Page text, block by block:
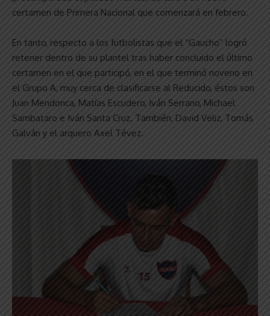
certamen de Primera Nacional que comenzará en febrero.
En tanto, respecto a los futbolistas que el “Gaucho” logró
retener dentro de su plantel tras haber concluido el último
certamen en el que participó, en el que terminó noveno en
el Grupo A, muy cerca de clasificarse al Reducido, éstos son
Juan Mendonca, Matías Escudero, Iván Serrano, Michael
Sambataro e Iván Santa Cruz. También, David Veliz, Tomás
Galván y el arquero Axel Tévez.